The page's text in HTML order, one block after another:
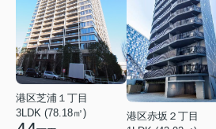
港区芝浦１丁目
3LDK (78.18㎡)
港区赤坂２丁目